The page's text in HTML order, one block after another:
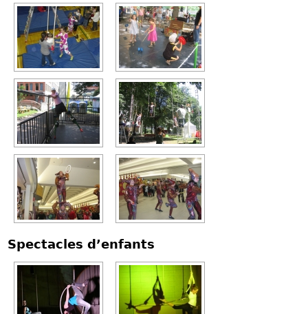
Spectacles d’enfants